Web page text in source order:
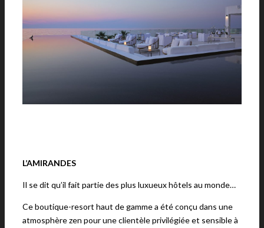
L’AMIRANDES
Il se dit qu’il fait partie des plus luxueux hôtels au monde…
Ce boutique-resort haut de gamme a été conçu dans une
atmosphère zen pour une clientèle privilégiée et sensible à